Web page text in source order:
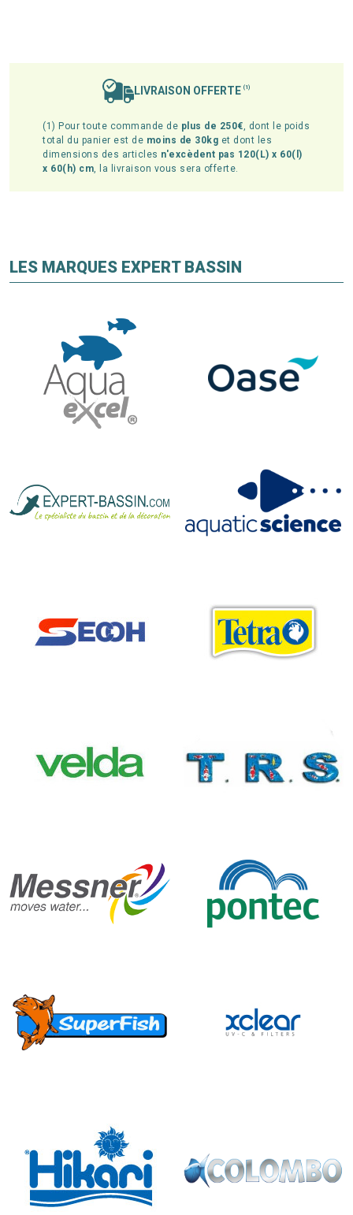
LIVRAISON OFFERTE (1)
(1) Pour toute commande de plus de 250€, dont le poids
total du panier est de moins de 30kg et dont les
dimensions des articles n'excèdent pas 120(L) x 60(l)
x 60(h) cm, la livraison vous sera offerte.
LES MARQUES EXPERT BASSIN